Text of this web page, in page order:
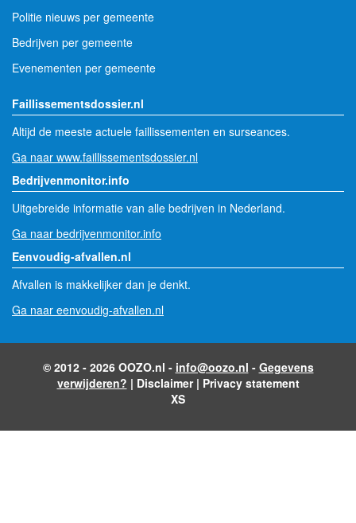
Politie nieuws per gemeente
Bedrijven per gemeente
Evenementen per gemeente
Faillissementsdossier.nl
Altijd de meeste actuele faillissementen en surseances.
Ga naar www.faillissementsdossier.nl
Bedrijvenmonitor.info
Uitgebreide informatie van alle bedrijven in Nederland.
Ga naar bedrijvenmonitor.info
Eenvoudig-afvallen.nl
Afvallen is makkelijker dan je denkt.
Ga naar eenvoudig-afvallen.nl
© 2012 - 2026 OOZO.nl - info@oozo.nl - Gegevens
verwijderen? | Disclaimer| Privacy statement
XS